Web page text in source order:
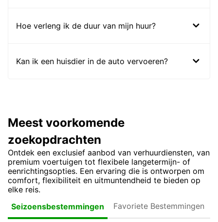
Hoe verleng ik de duur van mijn huur?
Kan ik een huisdier in de auto vervoeren?
Meest voorkomende
zoekopdrachten
Ontdek een exclusief aanbod van verhuurdiensten, van
premium voertuigen tot flexibele langetermijn- of
eenrichtingsopties. Een ervaring die is ontworpen om
comfort, flexibiliteit en uitmuntendheid te bieden op
elke reis.
Seizoensbestemmingen
Bestemmingen